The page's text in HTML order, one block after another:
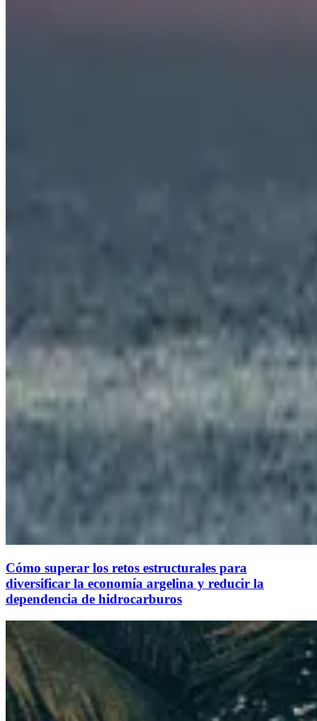
Cómo superar los retos estructurales para
diversificar la economía argelina y reducir la
dependencia de hidrocarburos